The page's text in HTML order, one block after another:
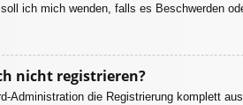
ich mich wenden, falls es Beschwerden
nicht registrieren?
Administration die Registrierung komplett